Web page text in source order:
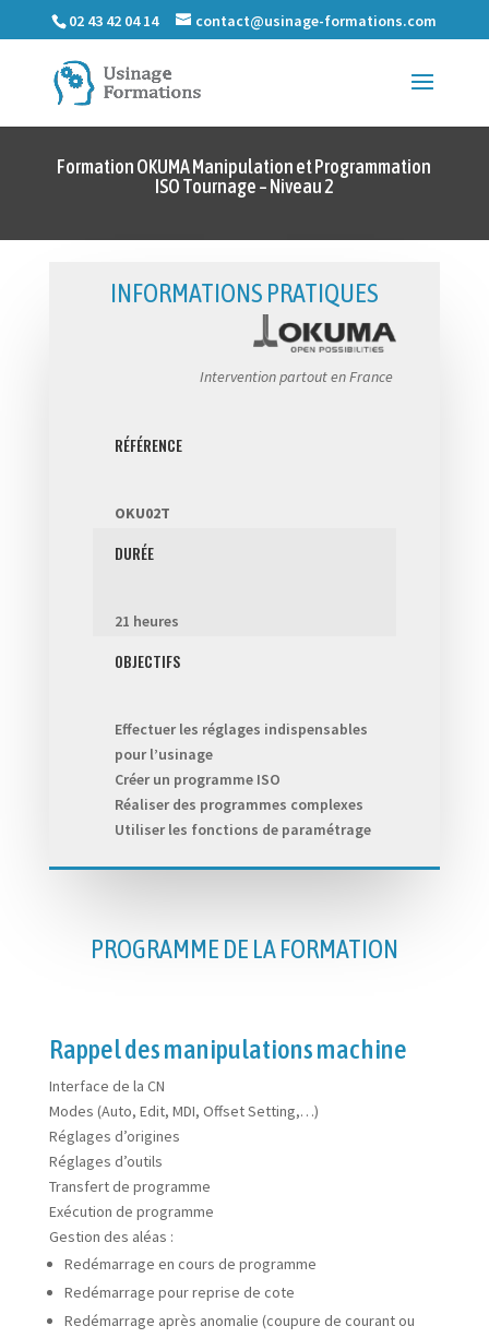
02 43 42 04 14 contact@usinage-formations.com
Formation OKUMA Manipulation et Programmation
ISO Tournage – Niveau 2
INFORMATIONS PRATIQUES
Intervention partout en France
RÉFÉRENCE
OKU02T
DURÉE
21 heures
OBJECTIFS
Effectuer les réglages indispensables
pour l’usinage
Créer un programme ISO
Réaliser des programmes complexes
Utiliser les fonctions de paramétrage
PROGRAMME DE LA FORMATION
Rappel des manipulations machine
Interface de la CN
Modes (Auto, Edit, MDI, Offset Setting,…)
Réglages d’origines
Réglages d’outils
Transfert de programme
Exécution de programme
Gestion des aléas :
Redémarrage en cours de programme
Redémarrage pour reprise de cote
Redémarrage après anomalie (coupure de courant ou